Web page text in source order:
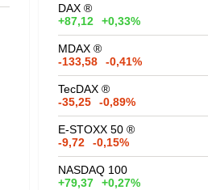
DAX ®
+87,12
+0,33%
MDAX ®
-133,58
-0,41%
TecDAX ®
-35,25
-0,89%
E-STOXX 50 ®
-9,72
-0,15%
NASDAQ 100
+79,37
+0,27%